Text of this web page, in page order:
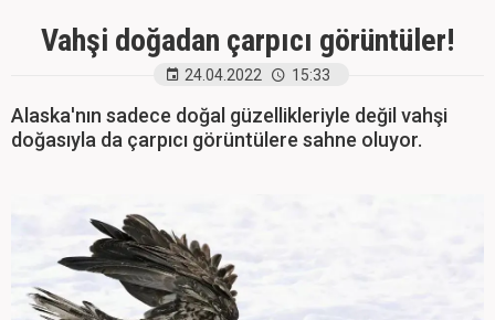
Vahşi doğadan çarpıcı görüntüler!
24.04.2022 15:33
Alaska'nın sadece doğal güzellikleriyle değil vahşi
doğasıyla da çarpıcı görüntülere sahne oluyor.